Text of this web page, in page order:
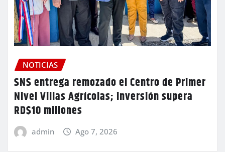
NOTICIAS
SNS entrega remozado el Centro de Primer
Nivel Villas Agrícolas; inversión supera
RD$10 millones
admin Ago 7, 2026